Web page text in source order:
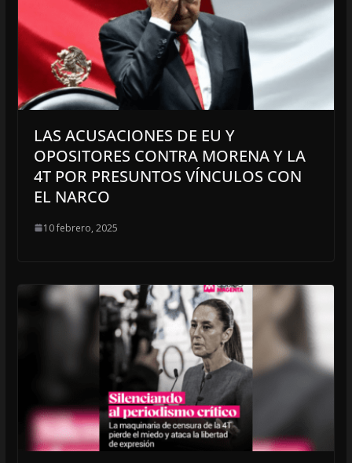
LAS ACUSACIONES DE EU Y
OPOSITORES CONTRA MORENA Y LA
4T POR PRESUNTOS VÍNCULOS CON
EL NARCO
10 febrero, 2025